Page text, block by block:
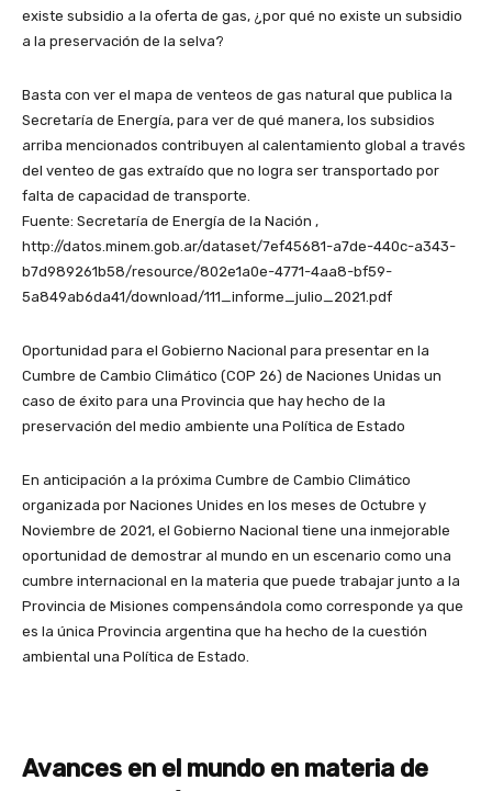
existe subsidio a la oferta de gas, ¿por qué no existe un subsidio
a la preservación de la selva?
Basta con ver el mapa de venteos de gas natural que publica la
Secretaría de Energía, para ver de qué manera, los subsidios
arriba mencionados contribuyen al calentamiento global a través
del venteo de gas extraído que no logra ser transportado por
falta de capacidad de transporte.
Fuente: Secretaría de Energía de la Nación ,
http://datos.minem.gob.ar/dataset/7ef45681-a7de-440c-a343-
b7d989261b58/resource/802e1a0e-4771-4aa8-bf59-
5a849ab6da41/download/111_informe_julio_2021.pdf
Oportunidad para el Gobierno Nacional para presentar en la
Cumbre de Cambio Climático (COP 26) de Naciones Unidas un
caso de éxito para una Provincia que hay hecho de la
preservación del medio ambiente una Política de Estado
En anticipación a la próxima Cumbre de Cambio Climático
organizada por Naciones Unides en los meses de Octubre y
Noviembre de 2021, el Gobierno Nacional tiene una inmejorable
oportunidad de demostrar al mundo en un escenario como una
cumbre internacional en la materia que puede trabajar junto a la
Provincia de Misiones compensándola como corresponde ya que
es la única Provincia argentina que ha hecho de la cuestión
ambiental una Política de Estado.
Avances en el mundo en materia de